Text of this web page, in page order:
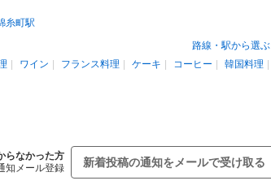
糸町駅
路線・駅から選ぶ
ワイン フランス料理 ケーキ コーヒー
韓国料理
らなかった方
知メール登録
新着投稿の通知をメールで受け取る